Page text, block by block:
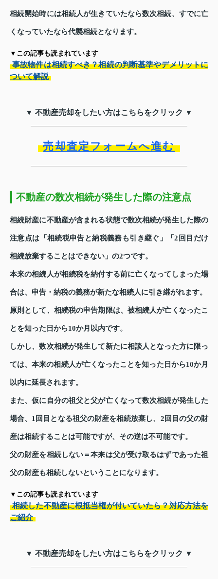
相続開始時には相続人が生きていたなら数次相続、すでに亡
くなっていたなら代襲相続となります。
▼この記事も読まれています
事故物件は相続すべき？相続の判断基準やデメリットに
ついて解説
▼ 不動産売却をしたい方はこちらをクリック ▼
売却査定フォームへ進む
不動産の数次相続が発生した際の注意点
相続財産に不動産が含まれる状態で数次相続が発生した際の
注意点は「相続税申告と納税義務も引き継ぐ」「2回目だけ
相続放棄することはできない」の2つです。
本来の相続人が相続税を納付する前に亡くなってしまった場
合は、申告・納税の義務が新たな相続人に引き継がれます。
原則として、相続税の申告期限は、被相続人が亡くなったこ
とを知った日から10か月以内です。
しかし、数次相続が発生して新たに相談人となった方に限っ
ては、本来の相続人が亡くなったことを知った日から10か月
以内に延長されます。
また、仮に自分の祖父と父が亡くなって数次相続が発生した
場合、1回目となる祖父の財産を相続放棄し、2回目の父の財
産は相続することは可能ですが、その逆は不可能です。
父の財産を相続しない＝本来は父が受け取るはずであった祖
父の財産も相続しないということになります。
▼この記事も読まれています
相続した不動産に根抵当権が付いていたら？対応方法を
ご紹介
▼ 不動産売却をしたい方はこちらをクリック ▼